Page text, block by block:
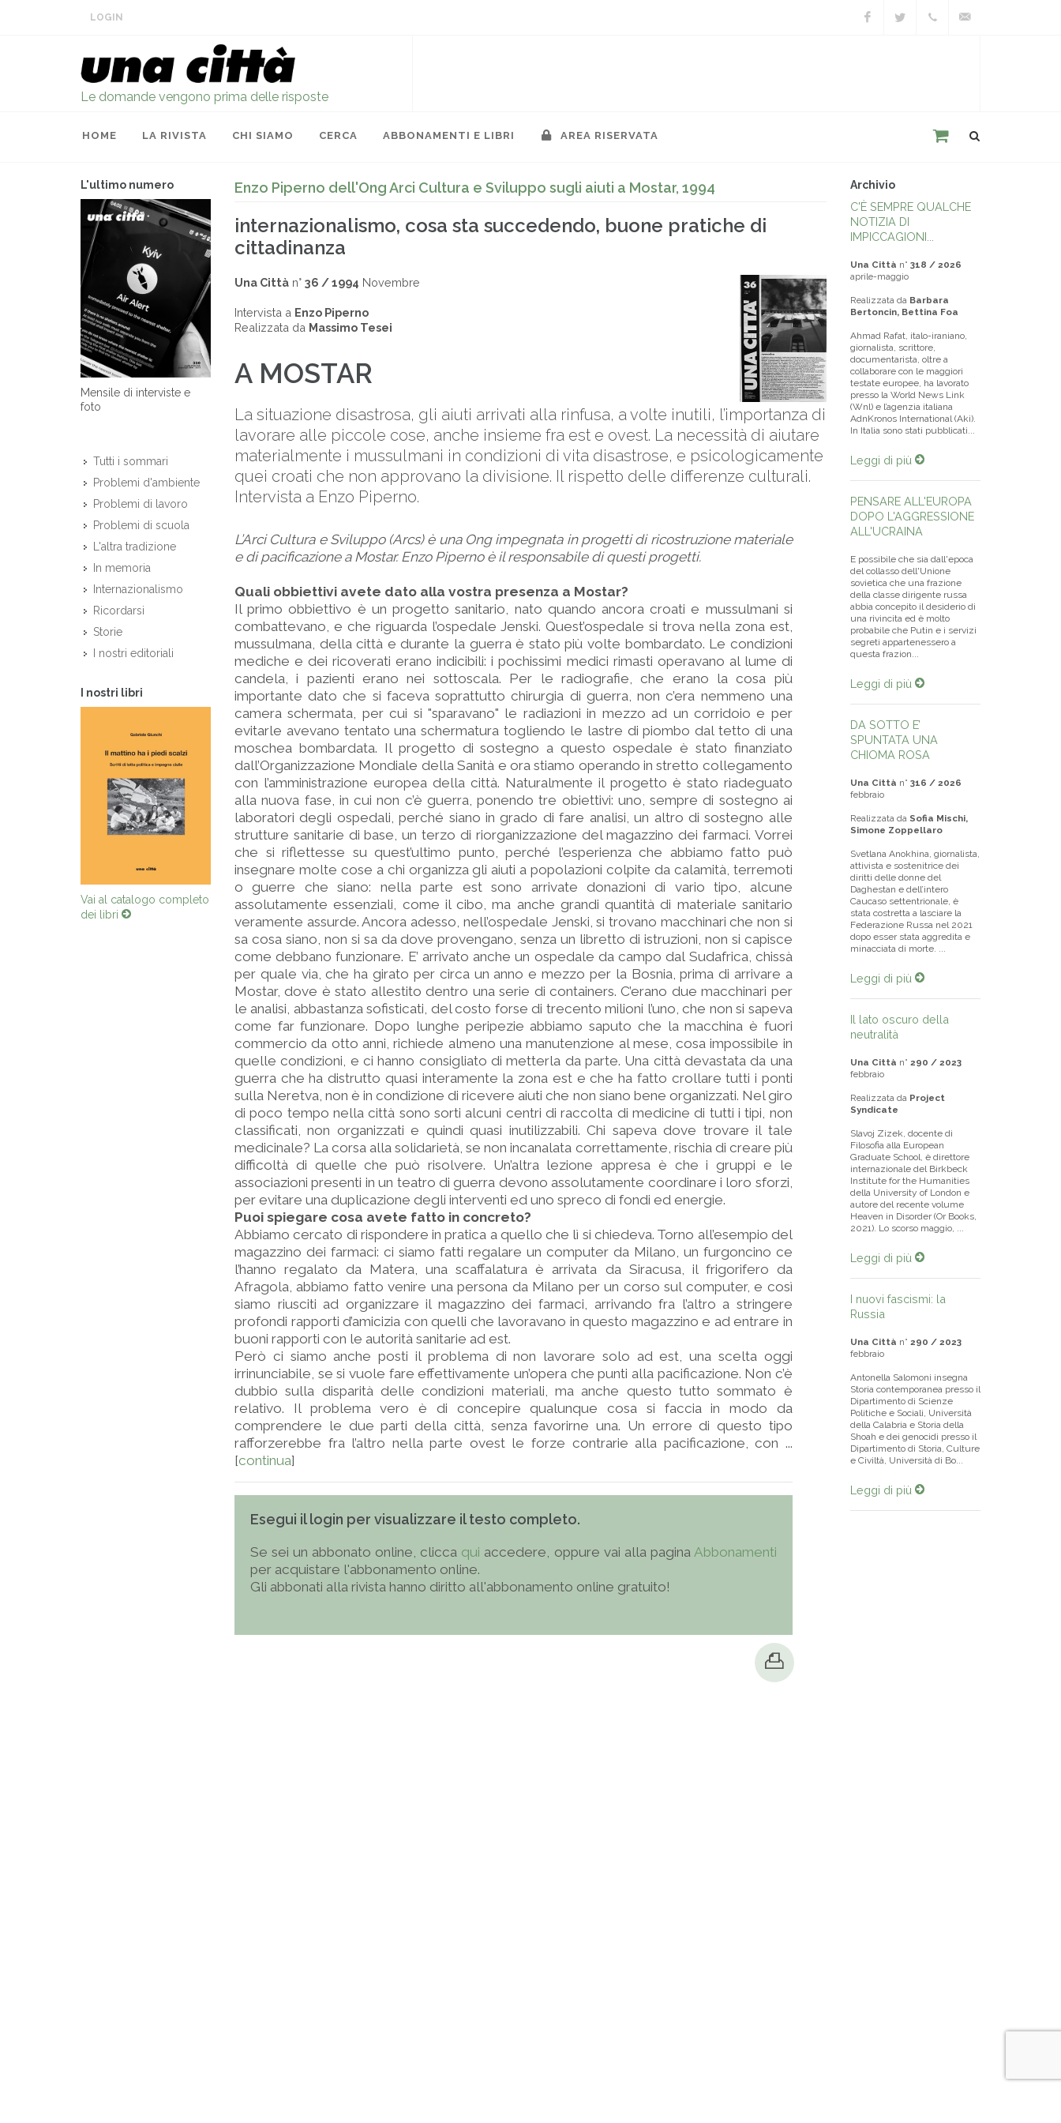
LOGIN
Le domande vengono prima delle risposte
HOME LA RIVISTA CHI SIAMO CERCA ABBONAMENTI E LIBRI AREA RISERVATA
L'ultimo numero
Mensile di interviste e
foto
Tutti i sommari
Problemi d'ambiente
Problemi di lavoro
Problemi di scuola
L'altra tradizione
In memoria
Internazionalismo
Ricordarsi
Storie
I nostri editoriali
I nostri libri
Vai al catalogo completo
dei libri
Enzo Piperno dell'Ong Arci Cultura e Sviluppo sugli aiuti a Mostar, 1994
internazionalismo, cosa sta succedendo, buone pratiche di
cittadinanza
Una Città n° 36 / 1994 Novembre
Intervista a Enzo Piperno
Realizzata da Massimo Tesei
A MOSTAR
La situazione disastrosa, gli aiuti arrivati alla rinfusa, a volte inutili, l’importanza di
lavorare alle piccole cose, anche insieme fra est e ovest. La necessità di aiutare
materialmente i mussulmani in condizioni di vita disastrose, e psicologicamente
quei croati che non approvano la divisione. Il rispetto delle differenze culturali.
Intervista a Enzo Piperno.
L’Arci Cultura e Sviluppo (Arcs) è una Ong impegnata in progetti di ricostruzione materiale
e di pacificazione a Mostar. Enzo Piperno è il responsabile di questi progetti.
Quali obbiettivi avete dato alla vostra presenza a Mostar?
Il primo obbiettivo è un progetto sanitario, nato quando ancora croati e mussulmani si
combattevano, e che riguarda l’ospedale Jenski. Quest’ospedale si trova nella zona est,
mussulmana, della città e durante la guerra è stato più volte bombardato. Le condizioni
mediche e dei ricoverati erano indicibili: i pochissimi medici rimasti operavano al lume di
candela, i pazienti erano nei sottoscala. Per le radiografie, che erano la cosa più
importante dato che si faceva soprattutto chirurgia di guerra, non c’era nemmeno una
camera schermata, per cui si "sparavano" le radiazioni in mezzo ad un corridoio e per
evitarle avevano tentato una schermatura togliendo le lastre di piombo dal tetto di una
moschea bombardata. Il progetto di sostegno a questo ospedale è stato finanziato
dall’Organizzazione Mondiale della Sanità e ora stiamo operando in stretto collegamento
con l’amministrazione europea della città. Naturalmente il progetto è stato riadeguato
alla nuova fase, in cui non c’è guerra, ponendo tre obiettivi: uno, sempre di sostegno ai
laboratori degli ospedali, perché siano in grado di fare analisi, un altro di sostegno alle
strutture sanitarie di base, un terzo di riorganizzazione del magazzino dei farmaci. Vorrei
che si riflettesse su quest’ultimo punto, perché l’esperienza che abbiamo fatto può
insegnare molte cose a chi organizza gli aiuti a popolazioni colpite da calamità, terremoti
o guerre che siano: nella parte est sono arrivate donazioni di vario tipo, alcune
assolutamente essenziali, come il cibo, ma anche grandi quantità di materiale sanitario
veramente assurde. Ancora adesso, nell’ospedale Jenski, si trovano macchinari che non si
sa cosa siano, non si sa da dove provengano, senza un libretto di istruzioni, non si capisce
come debbano funzionare. E’ arrivato anche un ospedale da campo dal Sudafrica, chissà
per quale via, che ha girato per circa un anno e mezzo per la Bosnia, prima di arrivare a
Mostar, dove è stato allestito dentro una serie di containers. C’erano due macchinari per
le analisi, abbastanza sofisticati, del costo forse di trecento milioni l’uno, che non si sapeva
come far funzionare. Dopo lunghe peripezie abbiamo saputo che la macchina è fuori
commercio da otto anni, richiede almeno una manutenzione al mese, cosa impossibile in
quelle condizioni, e ci hanno consigliato di metterla da parte. Una città devastata da una
guerra che ha distrutto quasi interamente la zona est e che ha fatto crollare tutti i ponti
sulla Neretva, non è in condizione di ricevere aiuti che non siano bene organizzati. Nel giro
di poco tempo nella città sono sorti alcuni centri di raccolta di medicine di tutti i tipi, non
classificati, non organizzati e quindi quasi inutilizzabili. Chi sapeva dove trovare il tale
medicinale? La corsa alla solidarietà, se non incanalata correttamente, rischia di creare più
difficoltà di quelle che può risolvere. Un’altra lezione appresa è che i gruppi e le
associazioni presenti in un teatro di guerra devono assolutamente coordinare i loro sforzi,
per evitare una duplicazione degli interventi ed uno spreco di fondi ed energie.
Puoi spiegare cosa avete fatto in concreto?
Abbiamo cercato di rispondere in pratica a quello che lì si chiedeva. Torno all’esempio del
magazzino dei farmaci: ci siamo fatti regalare un computer da Milano, un furgoncino ce
l’hanno regalato da Matera, una scaffalatura è arrivata da Siracusa, il frigorifero da
Afragola, abbiamo fatto venire una persona da Milano per un corso sul computer, e così
siamo riusciti ad organizzare il magazzino dei farmaci, arrivando fra l’altro a stringere
profondi rapporti d’amicizia con quelli che lavoravano in questo magazzino e ad entrare in
buoni rapporti con le autorità sanitarie ad est.
Però ci siamo anche posti il problema di non lavorare solo ad est, una scelta oggi
irrinunciabile, se si vuole fare effettivamente un’opera che punti alla pacificazione. Non c’è
dubbio sulla disparità delle condizioni materiali, ma anche questo tutto sommato è
relativo. Il problema vero è di concepire qualunque cosa si faccia in modo da
comprendere le due parti della città, senza favorirne una. Un errore di questo tipo
rafforzerebbe fra l’altro nella parte ovest le forze contrarie alla pacificazione, con ...
[continua]
Esegui il login per visualizzare il testo completo.
Se sei un abbonato online, clicca qui accedere, oppure vai alla pagina Abbonamenti
per acquistare l'abbonamento online.
Gli abbonati alla rivista hanno diritto all'abbonamento online gratuito!
Archivio
C'È SEMPRE QUALCHE
NOTIZIA DI
IMPICCAGIONI...
Una Città n° 318 / 2026
aprile-maggio
Realizzata da Barbara
Bertoncin, Bettina Foa
Ahmad Rafat, italo-iraniano,
giornalista, scrittore,
documentarista, oltre a
collaborare con le maggiori
testate europee, ha lavorato
presso la World News Link
(Wnl) e l’agenzia italiana
AdnKronos International (Aki).
In Italia sono stati pubblicati...
Leggi di più
PENSARE ALL'EUROPA
DOPO L'AGGRESSIONE
ALL'UCRAINA
E possibile che sia dall'epoca
del collasso dell'Unione
sovietica che una frazione
della classe dirigente russa
abbia concepito il desiderio di
una rivincita ed è molto
probabile che Putin e i servizi
segreti appartenessero a
questa frazion...
Leggi di più
DA SOTTO E’
SPUNTATA UNA
CHIOMA ROSA
Una Città n° 316 / 2026
febbraio
Realizzata da Sofia Mischi,
Simone Zoppellaro
Svetlana Anokhina, giornalista,
attivista e sostenitrice dei
diritti delle donne del
Daghestan e dell’intero
Caucaso settentrionale, è
stata costretta a lasciare la
Federazione Russa nel 2021
dopo esser stata aggredita e
minacciata di morte. ...
Leggi di più
Il lato oscuro della
neutralità
Una Città n° 290 / 2023
febbraio
Realizzata da Project
Syndicate
Slavoj Zizek, docente di
Filosofia alla European
Graduate School, è direttore
internazionale del Birkbeck
Institute for the Humanities
della University of London e
autore del recente volume
Heaven in Disorder (Or Books,
2021). Lo scorso maggio, ...
Leggi di più
I nuovi fascismi: la
Russia
Una Città n° 290 / 2023
febbraio
Antonella Salomoni insegna
Storia contemporanea presso il
Dipartimento di Scienze
Politiche e Sociali, Università
della Calabria e Storia della
Shoah e dei genocidi presso il
Dipartimento di Storia, Culture
e Civiltà, Università di Bo...
Leggi di più